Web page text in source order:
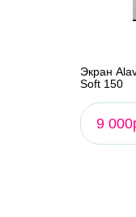
Экран
Soft 150
9